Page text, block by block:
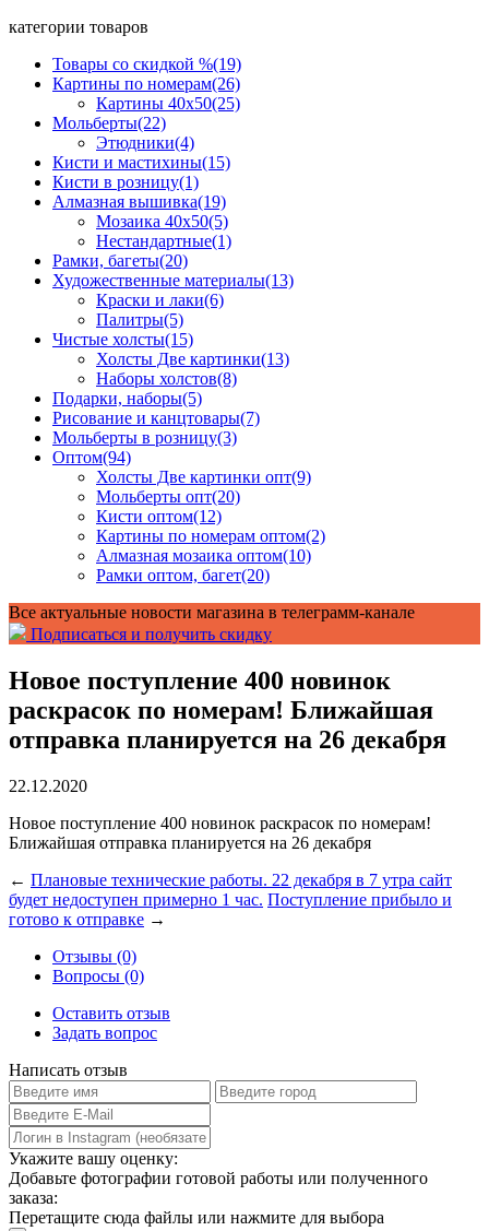
категории товаров
Товары со скидкой %(19)
Картины по номерам(26)
Картины 40x50(25)
Мольберты(22)
Этюдники(4)
Кисти и мастихины(15)
Кисти в розницу(1)
Алмазная вышивка(19)
Мозаика 40x50(5)
Нестандартные(1)
Рамки, багеты(20)
Художественные материалы(13)
Краски и лаки(6)
Палитры(5)
Чистые холсты(15)
Холсты Две картинки(13)
Наборы холстов(8)
Подарки, наборы(5)
Рисование и канцтовары(7)
Мольберты в розницу(3)
Оптом(94)
Холсты Две картинки опт(9)
Мольберты опт(20)
Кисти оптом(12)
Картины по номерам оптом(2)
Алмазная мозаика оптом(10)
Рамки оптом, багет(20)
Все актуальные новости магазина в телеграмм-канале
Подписаться и получить скидку
Новое поступление 400 новинок
раскрасок по номерам! Ближайшая
отправка планируется на 26 декабря
22.12.2020
Новое поступление 400 новинок раскрасок по номерам!
Ближайшая отправка планируется на 26 декабря
← Плановые технические работы. 22 декабря в 7 утра сайт
будет недоступен примерно 1 час. Поступление прибыло и
готово к отправке →
Отзывы (0)
Вопросы (0)
Оставить отзыв
Задать вопрос
Написать отзыв
Укажите вашу оценку:
Добавьте фотографии готовой работы или полученного
заказа:
Перетащите сюда файлы или нажмите для выбора